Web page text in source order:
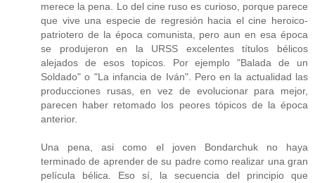
merece la pena. Lo del cine ruso es curioso, porque parece
que vive una especie de regresión hacia el cine heroico-
patriotero de la época comunista, pero aun en esa época
se produjeron en la URSS excelentes títulos bélicos
alejados de esos topicos. Por ejemplo "Balada de un
Soldado" o "La infancia de Iván". Pero en la actualidad las
producciones rusas, en vez de evolucionar para mejor,
parecen haber retomado los peores tópicos de la época
anterior.
Una pena, asi como el joven Bondarchuk no haya
terminado de aprender de su padre como realizar una gran
película bélica. Eso sí, la secuencia del principio que